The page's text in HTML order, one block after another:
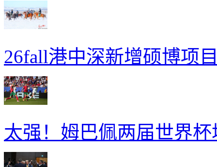
26fall港中深新增硕博项
太强！姆巴佩两届世界